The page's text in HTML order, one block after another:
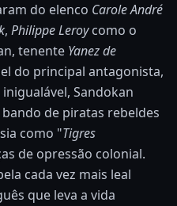
do elenco Carole André
, Philippe Leroycomo o
tenente Yanez de
do principal antagonista,
Sandokan
de piratas rebeldes
como "Tigres
de opressão colonial.
cada vez mais leal
que leva a vida